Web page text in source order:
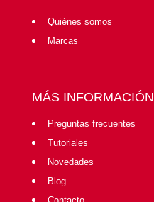
Quiénes somos
Marcas
MÁS INFORMACIÓN
Preguntas frecuentes
Tutoriales
Novedades
Blog